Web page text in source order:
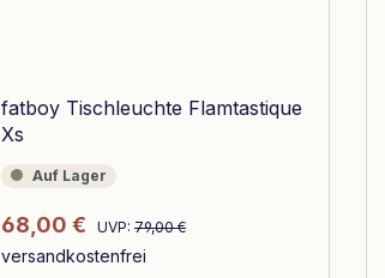
fatboy Tischleuchte Flamtastique
Xs
Auf Lager
Auf Lager
Verkaufspreis:
68,00 € Regulärer Preis:
UVP: 79,00 €
versandkostenfrei